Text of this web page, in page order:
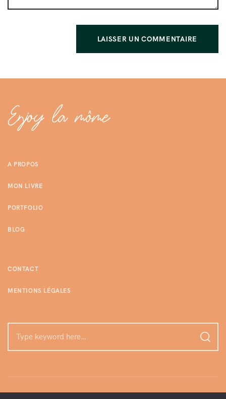
A PROPOS
MON LIVRE
PORTFOLIO
BLOG
CONTACT
MENTIONS LÉGALES